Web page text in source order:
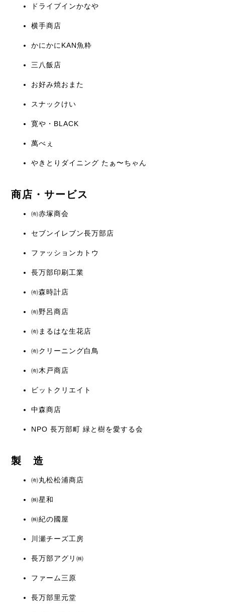
ドライブインかなや
横手商店
かにかにKAN魚粋
三八飯店
お好み焼おまた
スナックけい
寛や・BLACK
萬べぇ
やきとりダイニング たぁ〜ちゃん
商店・サービス
㈲赤塚商会
セブンイレブン長万部店
ファッションカトウ
長万部印刷工業
㈲森時計店
㈲野呂商店
㈲まるはな生花店
㈲クリーニング白鳥
㈲木戸商店
ビットクリエイト
中森商店
NPO 長万部町 緑と樹を愛する会
製 造
㈲丸松松浦商店
㈱星和
㈱紀の國屋
川瀬チーズ工房
長万部アグリ㈱
ファーム三原
長万部里元堂